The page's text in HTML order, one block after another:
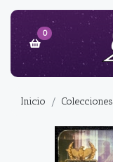
0
Inicio Colecciones